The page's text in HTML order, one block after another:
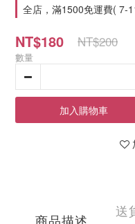
全店，滿1500免運費( 7-
NT$180 NT$200
數量
加入購物車
商品描述
送